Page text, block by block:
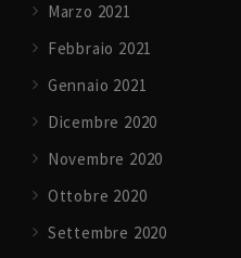
Marzo 2021
Febbraio 2021
Gennaio 2021
Dicembre 2020
Novembre 2020
Ottobre 2020
Settembre 2020